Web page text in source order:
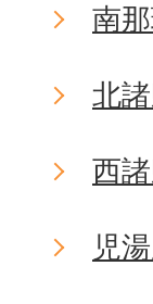
南
北
西
児